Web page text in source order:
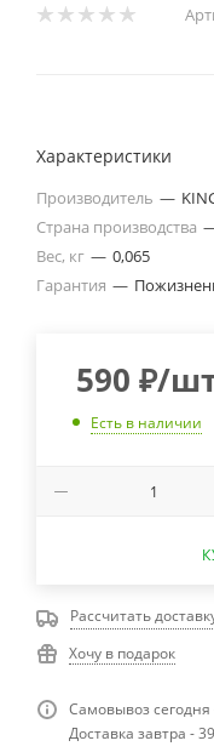
Характеристики
Производитель —
Страна производства
Вес, кг — 0,065
Гарантия —
590 ₽/
Есть в наличии
Рассчитать
Хочу в подарок
Самовывоз сегодня
Доставка завтра -